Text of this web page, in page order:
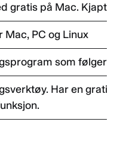
gratis på Mac. Kjapt
Mac, PC og Linux
som følger
Har en